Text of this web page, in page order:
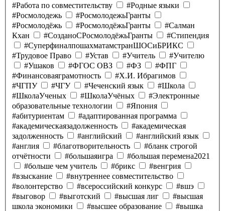
#Работа по совместительству
#Родные языки
#Росмолодежь
#РосмолодежьГранты
#Росмолодёжь
#РосмолодёжьГранты
#Салман
Кхан
#СозданоСРосмолодёжьГранты
#Стипендия
#СуперфиналпошахматамстранШОСиБРИКС
#Трудовое Право
#Устав #Учитель
#Учителю
#Ушаков
#ФГОС ОВЗ #ФЗ
#ФПГ
#Финансоваяграмотность
#Х.И. Ибрагимов
#ЧГПУ
#ЧГУ #Чеченский язык
#Школа
#ШколаУченых
#ШколаУчёных
#Электронные
образовательные технологии
#Япония
#абитуриентам
#адаптированная программа
#академическаязадолженность
#академическая
задолженность
#английский
#английский язык
#англия
#благотворительность
#бланк строгой
отчётности
#большаяигра
#большая перемена2021
#больше чем учитель
#брикс
#венгрия
#взыскание
#внутреннее совместительство
#волонтерство
#всероссийский конкурс
#вшэ
#выговор
#выготский #высшая лиг
#высшая
школа экономики
#высшее образование
#вышка